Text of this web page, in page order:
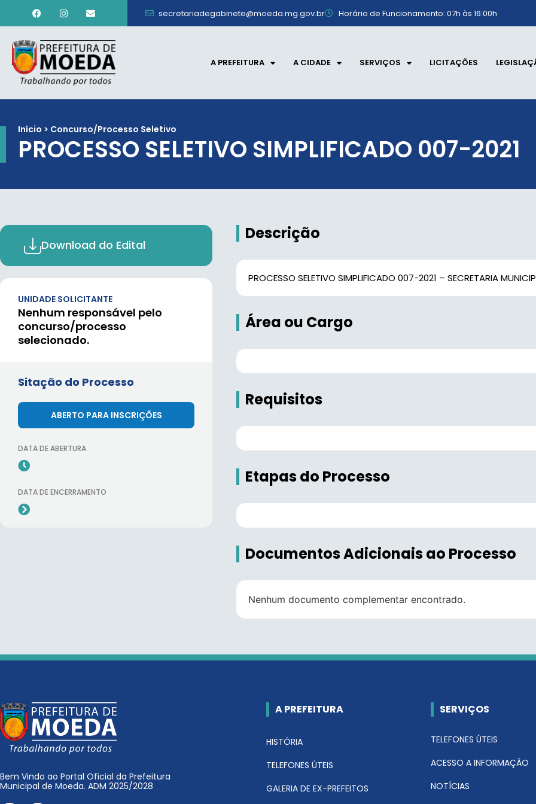
secretariadegabinete@moeda.mg.gov.br Horário de Funcionamento: 07h às 16:00h
A PREFEITURA A CIDADE SERVIÇOS LICITAÇÕES
Início > Concurso/Processo Seletivo
PROCESSO SELETIVO SIMPLIFICADO 007-2021
Download do Edital
UNIDADE SOLICITANTE
Nenhum responsável pelo
concurso/processo
selecionado.
Sitação do Processo
ABERTO PARA INSCRIÇÕES
DATA DE ABERTURA
DATA DE ENCERRAMENTO
Descrição
PROCESSO SELETIVO SIMPLIFICADO 007-2021 – SECRETARIA
Área ou Cargo
Requisitos
Etapas do Processo
Documentos Adicionais ao Processo
Nenhum documento complementar encontrado.
Bem Vindo ao Portal Oficial da Prefeitura
Municipal de Moeda. ADM 2025/2028
A PREFEITURA
HISTÓRIA
TELEFONES ÚTEIS
GALERIA DE EX-PREFEITOS
SERVIÇOS
TELEFONES ÚTEIS
ACESSO A INFORMAÇÃO
NOTÍCIAS